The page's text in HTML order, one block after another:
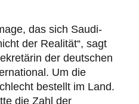
das sich Saudi-
der Realität“, sagt
der deutschen
Um die
bestellt im Land.
die Zahl der